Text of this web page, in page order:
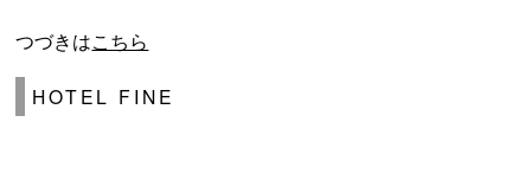
つづきはこちら
HOTEL FINE